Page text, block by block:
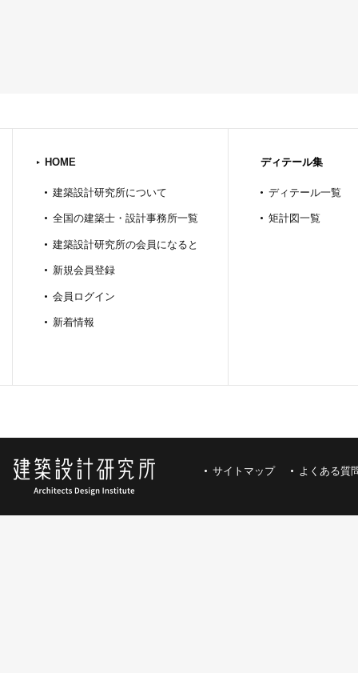
HOME
建築設計研究所について
全国の建築士・設計事務所一覧
建築設計研究所の会員になると
新規会員登録
会員ログイン
新着情報
ディテール集
ディテール一覧
矩計図一覧
サイトマップ よくある質